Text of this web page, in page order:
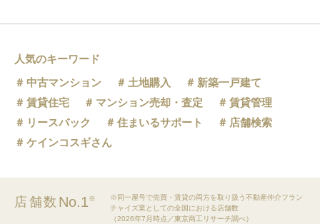
人気のキーワード
中古マンション
土地購入
新築一戸建て
賃貸住宅
マンション売却・査定
賃貸管理
リースバック
住まいるサポート
店舗検索
ケインコスギさん
店舗数 No.1※
※同一屋号で売買・賃貸の両方を取り扱う不動産仲介フラン
チャイズ業としての全国における店舗数
（2026年7月時点／東京商工リサーチ調べ）